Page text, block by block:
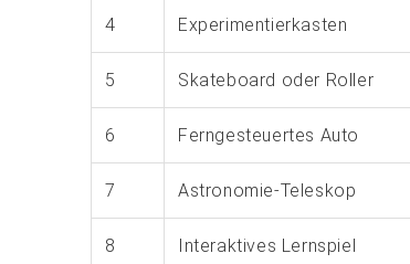
4 Experimentierkasten
5 Skateboard oder Roller
6 Ferngesteuertes Auto
7 Astronomie-Teleskop
8 Interaktives Lernspiel